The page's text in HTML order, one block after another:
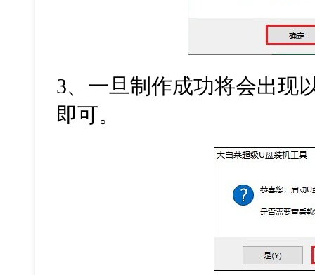
3、一旦制作成功将会出现
即可。